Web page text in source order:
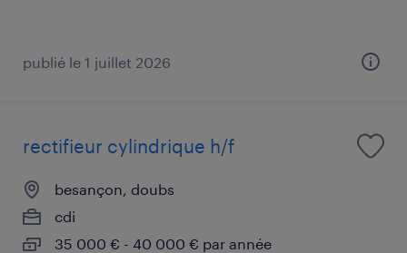
publié le 1 juillet 2026
rectifieur cylindrique h/f
besançon, doubs
cdi
35 000 € - 40 000 € par année